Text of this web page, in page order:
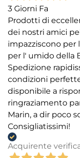
3 Giorni Fa
Prodotti di
dei nostri amici
impazziscono per
per l' umido della
Spedizione
condizioni
disponibile a
ringraziamento
Marin, a dir poco
Consigliatissimi!
Acquirente